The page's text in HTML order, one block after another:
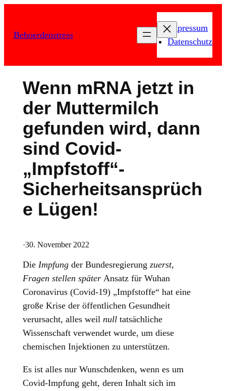
springen
Behoerdenstress
Impressum
Datenschutz
Wenn mRNA jetzt in
der Muttermilch
gefunden wird, dann
sind Covid-
„Impfstoff“-
Sicherheitsansprüch
e Lügen!
·30. November 2022
DieImpfungder Bundesregierungzuerst,
Fragen stellen späterAnsatz für Wuhan
Coronavirus (Covid-19) „Impfstoffe“ hat eine
große Krise der öffentlichen Gesundheit
verursacht, alles weilnulltatsächliche
Wissenschaft verwendet wurde, um diese
chemischen Injektionen zu unterstützen.
Es ist alles nur Wunschdenken, wenn es um
Covid-Impfung geht, deren Inhalt sich im